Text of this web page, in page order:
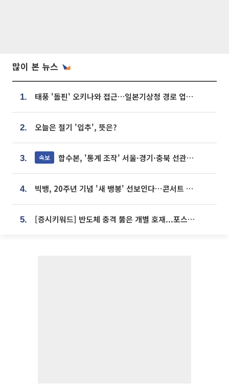
많이 본 뉴스
1. 태풍 '돌핀' 오키나와 접근…일본기상청 경로 업데이트
2. 오늘은 절기 '입추', 뜻은?
3. 속보 합수본, '통계 조작' 서울·경기·충북 선관위 등 추가 압수수색
4. 빅뱅, 20주년 기념 '새 뱅봉' 선보인다⋯콘서트 앞두고 팝업 개최
5. [증시키워드] 반도체 충격 뚫은 개별 호재...포스코퓨처엠·에코프로·한화솔루션 '눈길'